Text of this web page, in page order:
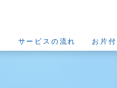
サービスの流れ お片